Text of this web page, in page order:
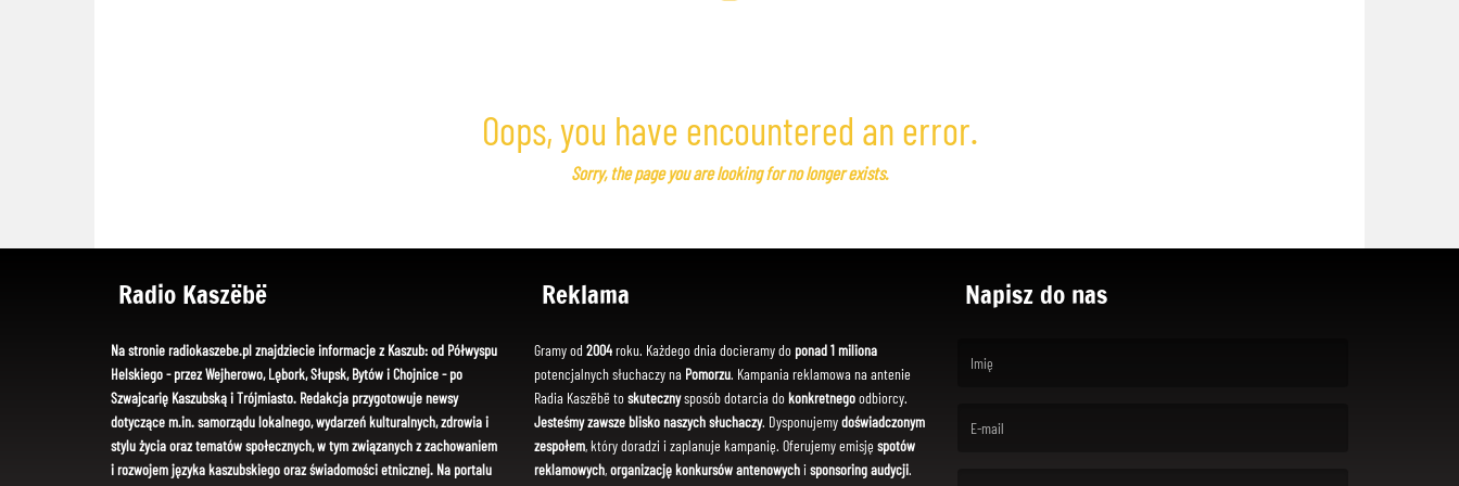
Oops, you have encountered an error.
Sorry, the page you are looking for no longer exists.
Radio Kaszëbë
Na stronie radiokaszebe.pl znajdziecie informacje z Kaszub: od Półwyspu
Helskiego - przez Wejherowo, Lębork, Słupsk, Bytów i Chojnice - po
Szwajcarię Kaszubską i Trójmiasto. Redakcja przygotowuje newsy
dotyczące m.in. samorządu lokalnego, wydarzeń kulturalnych, zdrowia i
stylu życia oraz tematów społecznych, w tym związanych z zachowaniem
i rozwojem języka kaszubskiego oraz świadomości etnicznej. Na portalu
Reklama
Gramy od 2004roku. Każdego dnia docieramy do ponad 1 miliona
potencjalnych słuchaczy na Pomorzu. Kampania reklamowa na antenie
Radia Kaszëbë toskutecznysposób dotarcia dokonkretnegoodbiorcy.
Jesteśmy zawsze blisko naszych słuchaczy. Dysponujemydoświadczonym
zespołem, który doradzi i zaplanuje kampanię. Oferujemy emisję spotów
reklamowych,organizację konkursów antenowychi sponsoring audycji.
Napisz do nas